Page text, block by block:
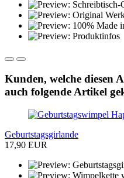
Kunden, welche diesen
auch folgende Artikel
Geburtstagsgirlande
17,90 EUR